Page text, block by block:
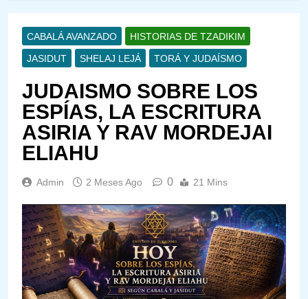
CABALÁ AVANZADO
HISTORIAS DE TZADIKIM
JASIDUT
SHELAJ LEJÁ TORÁ Y JUDAÍSMO
JUDAISMO SOBRE LOS
ESPÍAS, LA ESCRITURA
ASIRIA Y RAV MORDEJAI
ELIAHU
Admin 2 Meses Ago 0 21 Mins